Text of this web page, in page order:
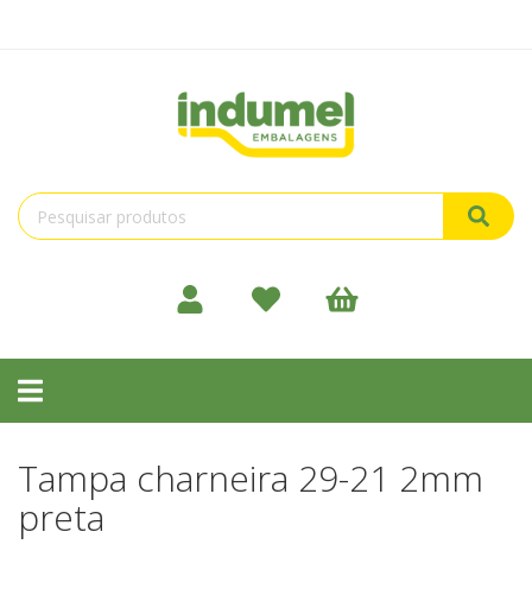
Toggle
navigation
Tampa charneira 29-21 2mm
preta